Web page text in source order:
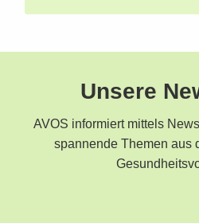
Unsere
AVOS informiert mittels
spannende Themen aus